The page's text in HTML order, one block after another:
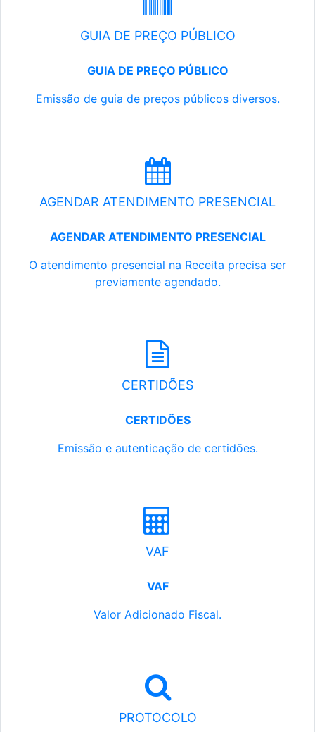
GUIA DE PREÇO PÚBLICO
GUIA DE PREÇO PÚBLICO
Emissão de guia de preços públicos diversos.
AGENDAR ATENDIMENTO PRESENCIAL
AGENDAR ATENDIMENTO PRESENCIAL
O atendimento presencial na Receita precisa ser
previamente agendado.
CERTIDÕES
CERTIDÕES
Emissão e autenticação de certidões.
VAF
VAF
Valor Adicionado Fiscal.
PROTOCOLO